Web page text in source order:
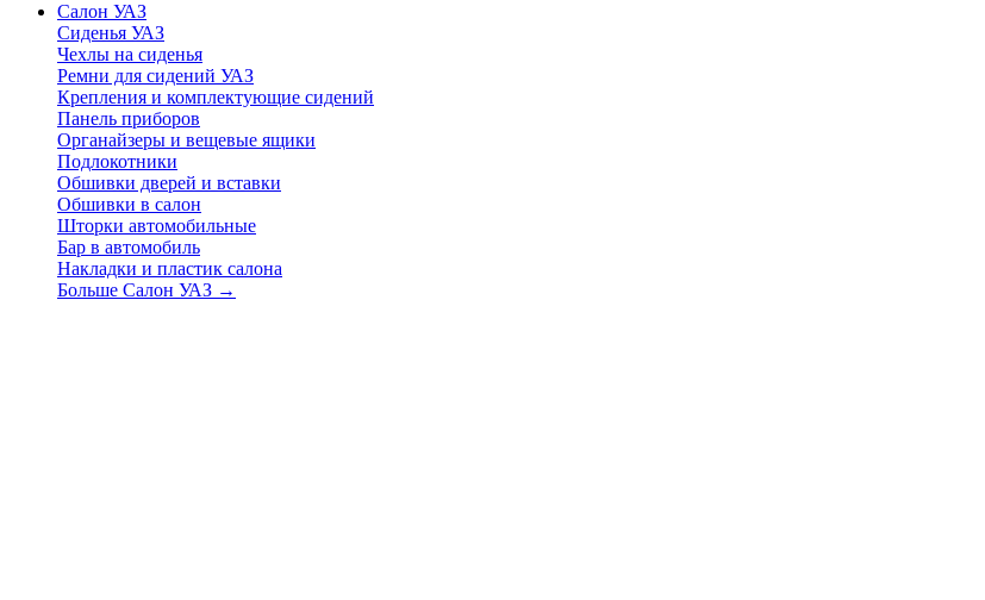
Салон УАЗ
Сиденья УАЗ
Чехлы на сиденья
Ремни для сидений УАЗ
Крепления и комплектующие сидений
Панель приборов
Органайзеры и вещевые ящики
Подлокотники
Обшивки дверей и вставки
Обшивки в салон
Шторки автомобильные
Бар в автомобиль
Накладки и пластик салона
Больше Салон УАЗ →